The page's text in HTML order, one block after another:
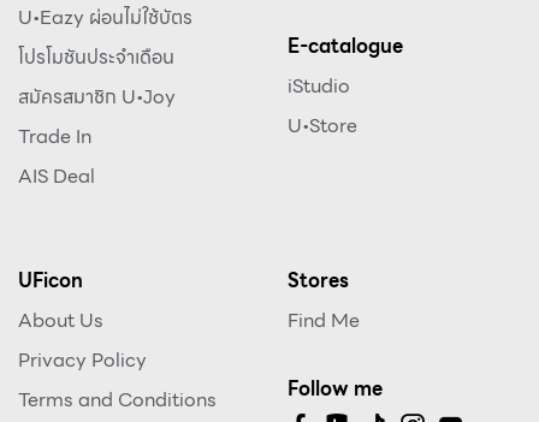
U•Eazy ผ่อนไม่ใช้บัตร
โปรโมชันประจำเดือน
สมัครสมาชิก U•Joy
Trade In
AIS Deal
E-catalogue
iStudio
U•Store
UFicon
About Us
Privacy Policy
Terms and Conditions
Stores
Find Me
Follow me